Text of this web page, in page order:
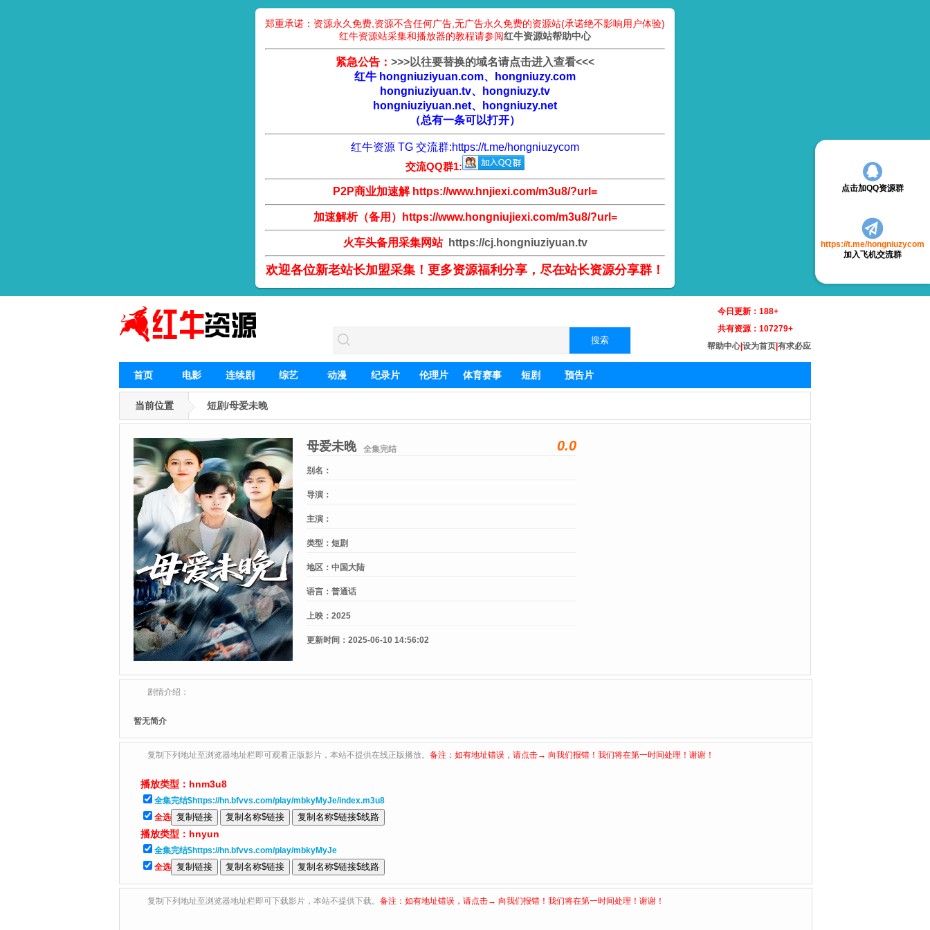
郑重承诺：资源永久免费,资源不含任何广告,无广告永久免费的资源站(承诺绝不影响用户体验)
红牛资源站采集和播放器的教程请参阅红牛资源站帮助中心
紧急公告： >>>以往要替换的域名请点击进入查看<<<
红牛 hongniuziyuan.com、hongniuzy.com
hongniuziyuan.tv、hongniuzy.tv
hongniuziyuan.net、hongniuzy.net
（总有一条可以打开）
红牛资源 TG 交流群:https://t.me/hongniuzycom
交流QQ群1:
P2P商业加速解 https://www.hnjiexi.com/m3u8/?url=
加速解析（备用）https://www.hongniujiexi.com/m3u8/?url=
火车头备用采集网站https://cj.hongniuziyuan.tv
欢迎各位新老站长加盟采集！更多资源福利分享，尽在站长资源分享群！
今日更新： 188+
共有资源： 107279+
帮助中心 设为首页 有求必应
首页 电影 连续剧 综艺 动漫 纪录片 伦理片 体育赛事 短剧 预告片
当前位置 短剧/母爱未晚
母爱未晚 全集完结 0.0
别名：
导演：
主演：
类型： 短剧
地区： 中国大陆
语言： 普通话
上映： 2025
更新时间： 2025-06-10 14:56:02
剧情介绍：
暂无简介
复制下列地址至浏览器地址栏即可观看正版影片，本站不提供在线正版播放。 备注：如有地址错误，请点击→ 向我们报错！我们将在第一时间处理！谢谢！
播放类型： hnm3u8
全集完结$https://hn.bfvvs.com/play/mbkyMyJe/index.m3u8
全选
播放类型： hnyun
全集完结$https://hn.bfvvs.com/play/mbkyMyJe
全选
复制下列地址至浏览器地址栏即可下载影片，本站不提供下载。 备注：如有地址错误，请点击→ 向我们报错！我们将在第一时间处理！谢谢！
点击加QQ资源群
https://t.me/hongniuzycom
加入飞机交流群